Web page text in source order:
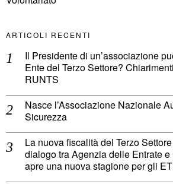
ARTICOLI RECENTI
Il Presidente di un’associazione
Ente del Terzo Settore?
RUNTS
Nasce l’Associazione Nazionale
Sicurezza
La nuova fiscalità del Terzo
dialogo tra Agenzia delle Entrate
apre una nuova stagione per gli